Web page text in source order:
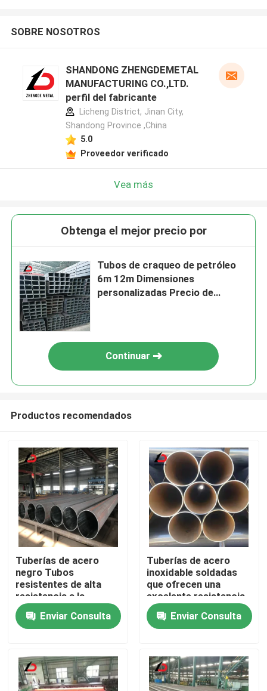
En casa.
Productos
Sobre nosotros
SOBRE NOSOTROS
SHANDONG ZHENGDEMETAL
MANUFACTURING CO.,LTD.
perfil del fabricante
Licheng District, Jinan City,
Shandong Province ,China
5.0
Proveedor verificado
Vea más
Obtenga el mejor precio por
Tubos de craqueo de petróleo
6m 12m Dimensiones
personalizadas Precio de
Continuar
Productos recomendados
Tuberías de acero
negro Tubos
resistentes de alta
resistencia a la
corrosión Ideales para
aplicaciones
estructurales de
construcción
Enviar Consulta
Tuberías de acero
inoxidable soldadas
que ofrecen una
excelente resistencia
a la corrosión,
adecuadas para
sistemas de
riego
Enviar Consulta